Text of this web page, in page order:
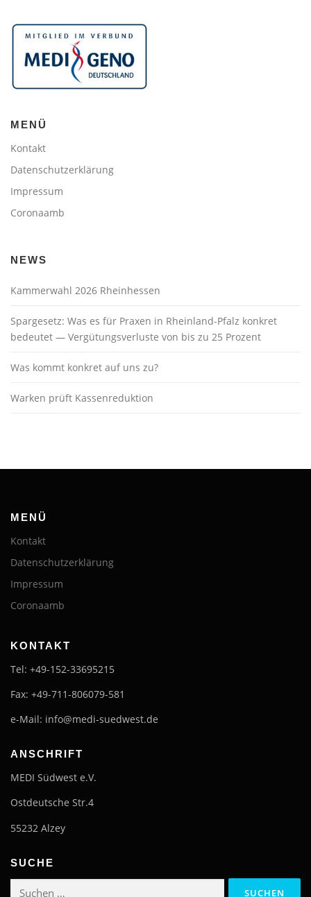
MENÜ
Kontakt
Datenschutzerklärung
Impressum
Coronaamb
NEWS
Kammerwahl 2026 Rheinhessen
Spargesetz: Was es für Praxen in Rheinland-Pfalz konkret
bedeutet — Vergütungsverluste von bis zu 25 Prozent
Was kommt konkret auf uns zu?
Warken prüft Kassenreduktion
MENÜ
Kontakt
Datenschutzerklärung
Impressum
Coronaamb
KONTAKT
Tel: +49-152-33695215
Fax: +49-711-806079-581
e-Mail: info@medi-suedwest.de
ANSCHRIFT
MEDI Südwest e.V.
Ostdeutsche Str.4
55232 Alzey
SUCHE
Suchen